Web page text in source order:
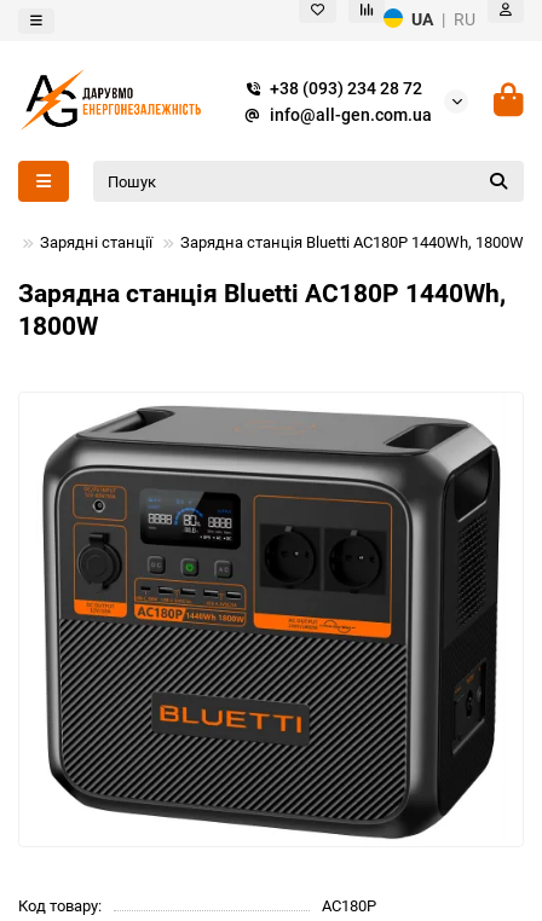
UA | RU
+38 (093) 234 28 72
info@all-gen.com.ua
Зарядні станції Зарядна станція Bluetti AC180P 1440Wh, 1800W
Зарядна станція Bluetti AC180P 1440Wh,
1800W
Код товару: AC180Р